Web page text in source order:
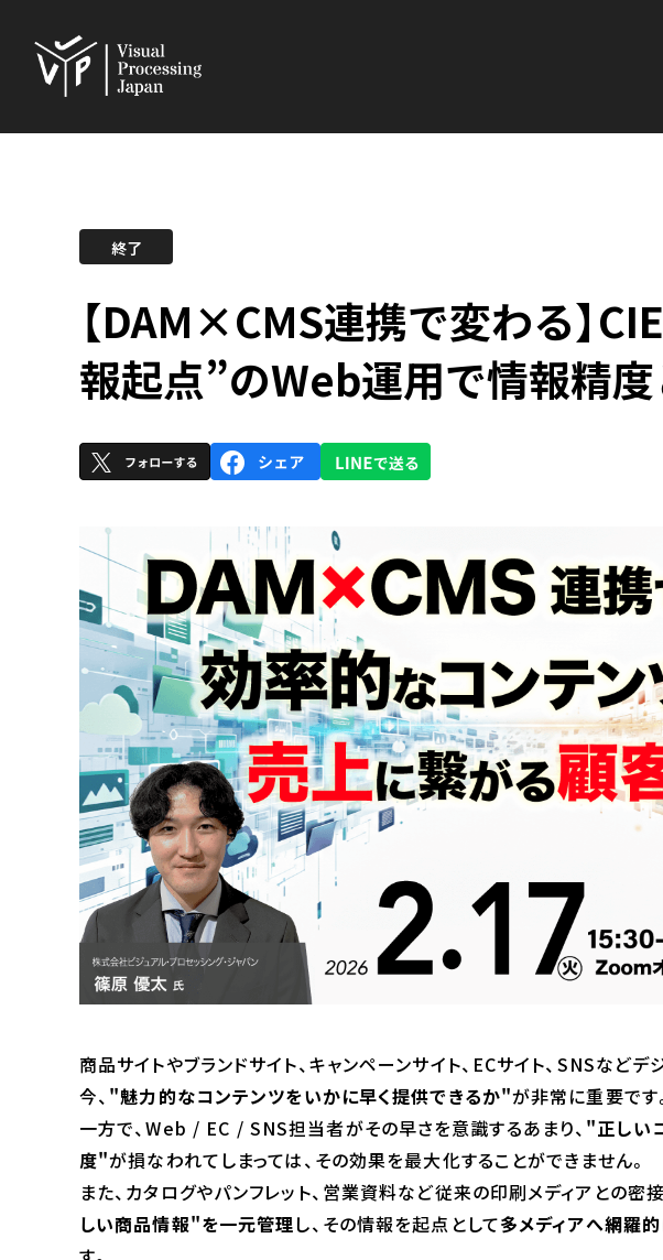
【DAM×CMS連携で変わる】
報起点”のWeb運用で情報精
商品サイトやブランドサイト、キャンペーンサイト、ECサイト、SNSなど
今、 "魅力的なコンテンツをいかに早く提供できるか"が非常に重要です
一方で、Web / EC / SNS担当者がその早さを意識するあまり、 "正しい
度"が損なわれてしまっては、その効果を最大化することができません。
また、カタログやパンフレット、営業資料など従来の印刷メディアとの密
しい商品情報"を一元管理し、その情報を起点として多メディアへ網羅